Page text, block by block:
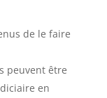
de le faire
peuvent être
en